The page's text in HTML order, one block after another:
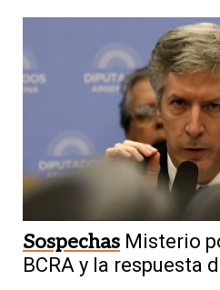
Sospechas Misterio
BCRA y la respuesta